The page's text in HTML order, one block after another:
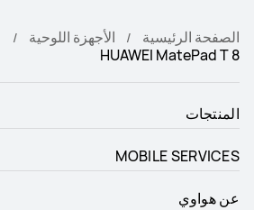
الصفحة الرئيسية
الأجهزة اللوحية
HUAWEI MatePad T 8
المنتجات
MOBILE SERVICES
عن هواوي